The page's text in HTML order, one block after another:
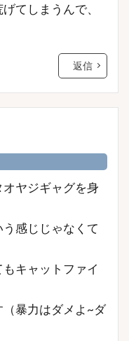
てしまうんで、
返信
ヤジギャグを身
感じじゃなくて
キャットファイ
暴力はダメよ~ダ